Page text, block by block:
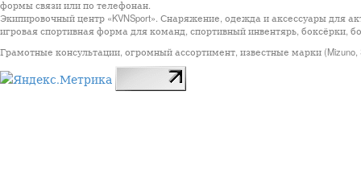
формы связи или по телефонан.
Экипировочный центр «KVNSport». Снаряжение, одежда и аксессуары для
игровая спортивная форма для команд, спортивный инвентярь, боксёрки,
Грамотные консультации, огромный ассортимент, известные марки (Mizuno,